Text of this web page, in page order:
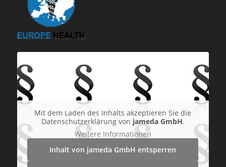
Mit dem Laden des Inhalts akzeptieren Sie die
Datenschutzerklärung von jameda GmbH.
Weitere Informationen
Inhalt von jameda GmbH entsperren